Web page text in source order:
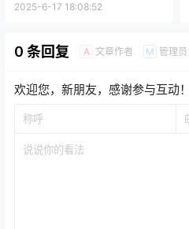
2025-6-17 18:08:52
0 条回复 A 文章作者 M 管理员
欢迎您，新朋友，感谢参与互动！